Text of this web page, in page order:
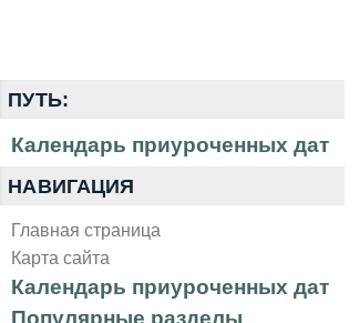
ПУТЬ:
Календарь приуроченных дат
НАВИГАЦИЯ
Главная страница
Карта сайта
Календарь приуроченных дат
Популярные разделы